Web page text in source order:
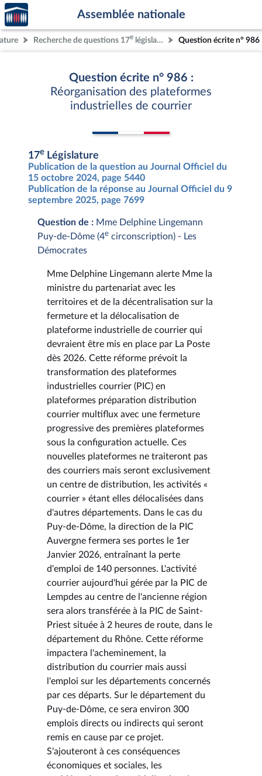
Aller au contenu
Aller en bas de la page
Accèder
à la
page
d'accueil
Assemblée nationale
Recherche de questions 17e législature Question écrite n° 986
Question écrite n° 986 :
Réorganisation des plateformes
industrielles de courrier
17e Législature
Publication de la question au Journal Officiel du
15 octobre 2024, page 5440
Publication de la réponse au Journal Officiel du 9
septembre 2025, page 7699
Question de : Mme Delphine Lingemann
Puy-de-Dôme (4e circonscription) - Les
Démocrates
Mme Delphine Lingemann alerte Mme la
ministre du partenariat avec les
territoires et de la décentralisation sur la
fermeture et la délocalisation de
plateforme industrielle de courrier qui
devraient être mis en place par La Poste
dès 2026. Cette réforme prévoit la
transformation des plateformes
industrielles courrier (PIC) en
plateformes préparation distribution
courrier multiflux avec une fermeture
progressive des premières plateformes
sous la configuration actuelle. Ces
nouvelles plateformes ne traiteront pas
des courriers mais seront exclusivement
un centre de distribution, les activités «
courrier » étant elles délocalisées dans
d'autres départements. Dans le cas du
Puy-de-Dôme, la direction de la PIC
Auvergne fermera ses portes le 1er
Janvier 2026, entraînant la perte
d'emploi de 140 personnes. L'activité
courrier aujourd'hui gérée par la PIC de
Lempdes au centre de l'ancienne région
sera alors transférée à la PIC de Saint-
Priest située à 2 heures de route, dans le
département du Rhône. Cette réforme
impactera l'acheminement, la
distribution du courrier mais aussi
l'emploi sur les départements concernés
par ces départs. Sur le département du
Puy-de-Dôme, ce sera environ 300
emplois directs ou indirects qui seront
remis en cause par ce projet.
S'ajouteront à ces conséquences
économiques et sociales, les